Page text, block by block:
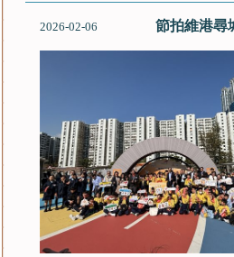
2026-02-06 節拍維港尋